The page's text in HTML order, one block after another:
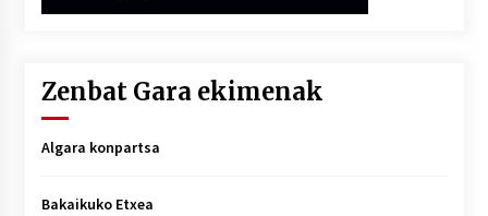
Zenbat Gara ekimenak
Algara konpartsa
Bakaikuko Etxea